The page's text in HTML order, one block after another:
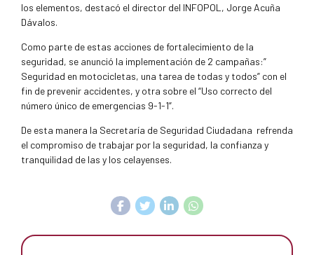
los elementos, destacó el director del INFOPOL, Jorge Acuña
Dávalos.
Como parte de estas acciones de fortalecimiento de la
seguridad, se anunció la implementación de 2 campañas:”
Seguridad en motocicletas, una tarea de todas y todos” con el
fin de prevenir accidentes, y otra sobre el “Uso correcto del
número único de emergencias 9-1-1”.
De esta manera la Secretaría de Seguridad Ciudadana refrenda
el compromiso de trabajar por la seguridad, la confianza y
tranquilidad de las y los celayenses.